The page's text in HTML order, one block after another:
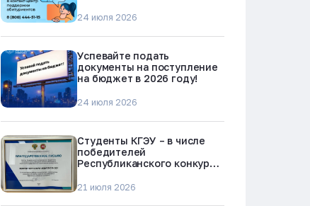
24 июля 2026
Успевайте подать
документы на поступление
на бюджет в 2026 году!
24 июля 2026
Студенты КГЭУ – в числе
победителей
Республиканского конкурса
наркотиков и телефонного
21 июля 2026